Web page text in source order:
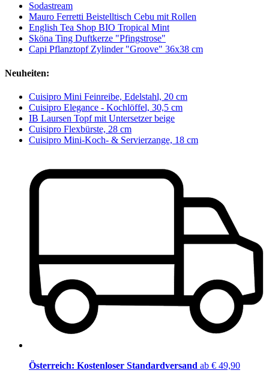
Sodastream
Mauro Ferretti Beistelltisch Cebu mit Rollen
English Tea Shop BIO Tropical Mint
Sköna Ting Duftkerze "Pfingstrose"
Capi Pflanztopf Zylinder "Groove" 36x38 cm
Neuheiten:
Cuisipro Mini Feinreibe, Edelstahl, 20 cm
Cuisipro Elegance - Kochlöffel, 30,5 cm
IB Laursen Topf mit Untersetzer beige
Cuisipro Flexbürste, 28 cm
Cuisipro Mini-Koch- & Servierzange, 18 cm
Österreich: Kostenloser Standardversand ab € 49,90